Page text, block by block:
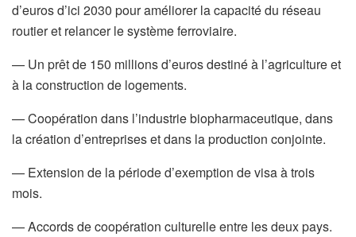
d’euros d’ici 2030 pour améliorer la capacité du réseau
routier et relancer le système ferroviaire.
— Un prêt de 150 millions d’euros destiné à l’agriculture et
à la construction de logements.
— Coopération dans l’industrie biopharmaceutique, dans
la création d’entreprises et dans la production conjointe.
— Extension de la période d’exemption de visa à trois
mois.
— Accords de coopération culturelle entre les deux pays.